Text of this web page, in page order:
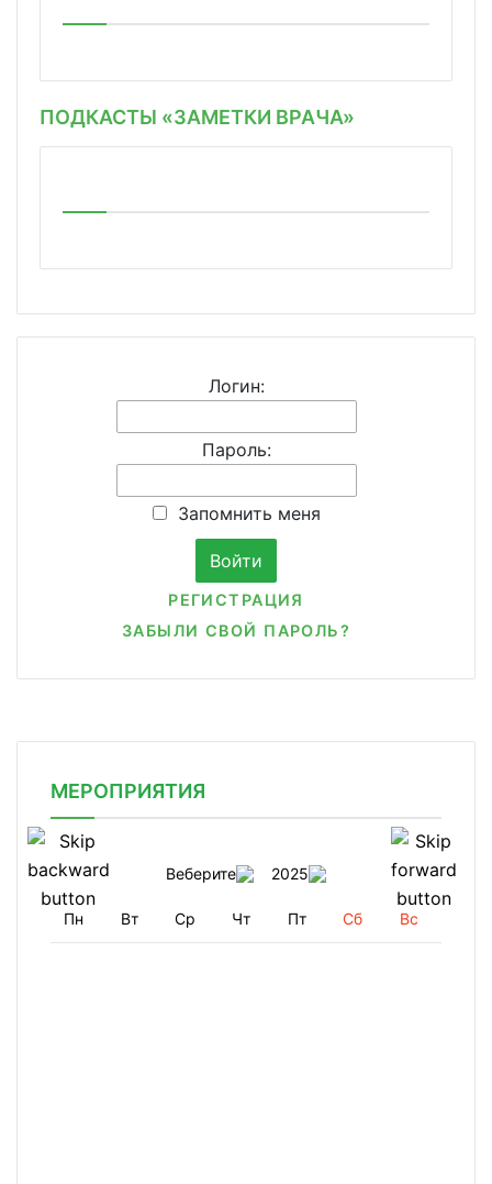
ПОДКАСТЫ «ЗАМЕТКИ ВРАЧА»
Логин:
Пароль:
Запомнить меня
РЕГИСТРАЦИЯ
ЗАБЫЛИ СВОЙ ПАРОЛЬ?
МЕРОПРИЯТИЯ
Веберите 2025
Пн Вт Ср Чт Пт Сб Вс